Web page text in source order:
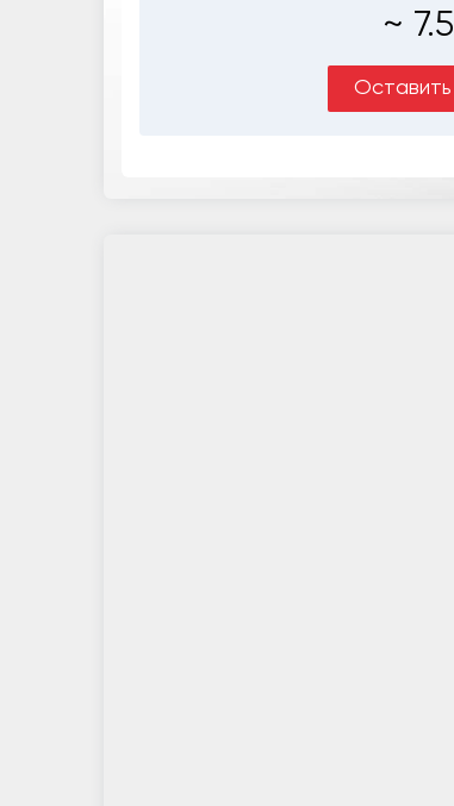
~ 7.5
Оставить